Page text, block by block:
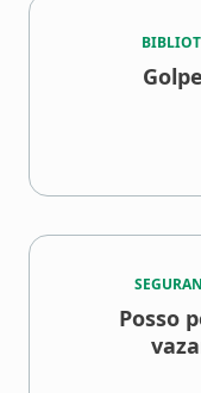
Posso